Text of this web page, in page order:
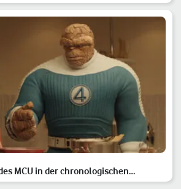
MCU in der chronologischen